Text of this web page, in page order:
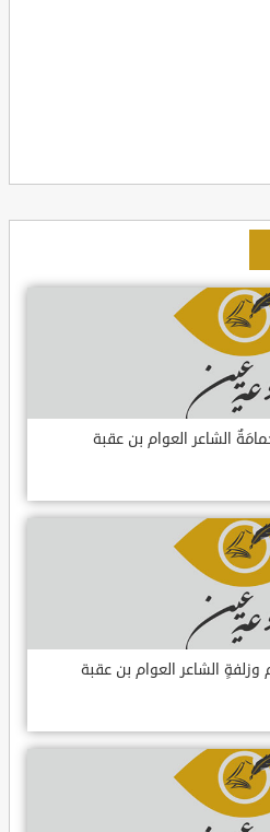
الشاعر العوام بن عقبة
الشاعر العوام بن عقبة